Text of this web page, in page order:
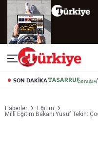
SON DAKİKA
Haberler
Eğitim
Millî Eğitim Bakanı Yusuf Tekin: